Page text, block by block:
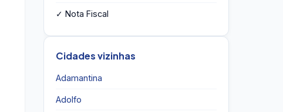
✓ Nota Fiscal
Cidades vizinhas
Adamantina
Adolfo